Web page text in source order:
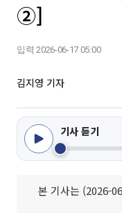
②]
입력 2026-06-17 05:00
김지영 기자
기사 듣기
본 기사는 (2026-